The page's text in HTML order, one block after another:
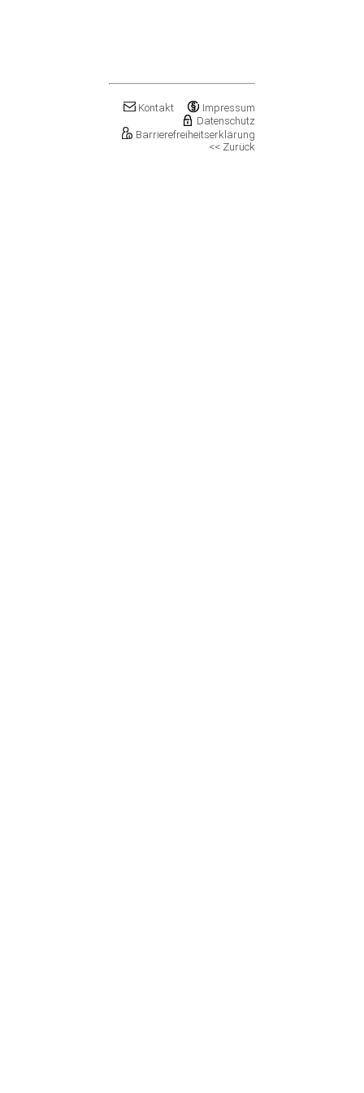
Kroppenstedt, Stadt
Lanitz-Hassel-Tal
Impressum
Kontakt
Datenschutz
Barrierefreiheitserklärung
<< Zurück